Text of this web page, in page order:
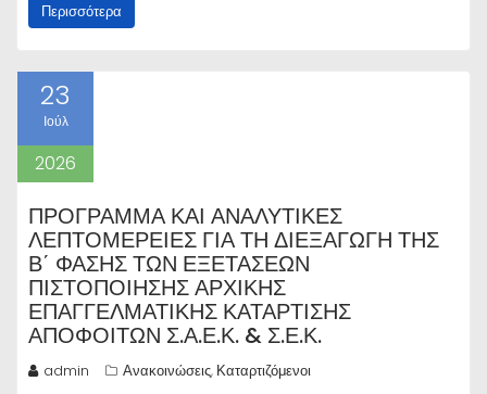
Περισσότερα
23
Ιούλ
2026
ΠΡΌΓΡΑΜΜΑ ΚΑΙ ΑΝΑΛΥΤΙΚΈΣ
ΛΕΠΤΟΜΈΡΕΙΕΣ ΓΙΑ ΤΗ ΔΙΕΞΑΓΩΓΉ ΤΗΣ
Β΄ ΦΆΣΗΣ ΤΩΝ ΕΞΕΤΆΣΕΩΝ
ΠΙΣΤΟΠΟΊΗΣΗΣ ΑΡΧΙΚΉΣ
ΕΠΑΓΓΕΛΜΑΤΙΚΉΣ ΚΑΤΆΡΤΙΣΗΣ
ΑΠΟΦΟΊΤΩΝ Σ.Α.Ε.Κ. & Σ.Ε.Κ.
admin Ανακοινώσεις, Καταρτιζόμενοι